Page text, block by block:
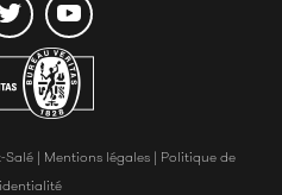
Salé | Mentions légales | Politique de